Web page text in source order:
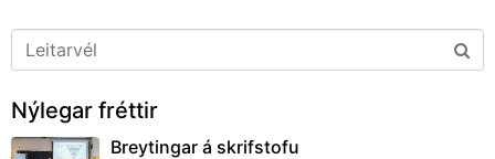
Nýlegar fréttir
Breytingar á skrifstofu